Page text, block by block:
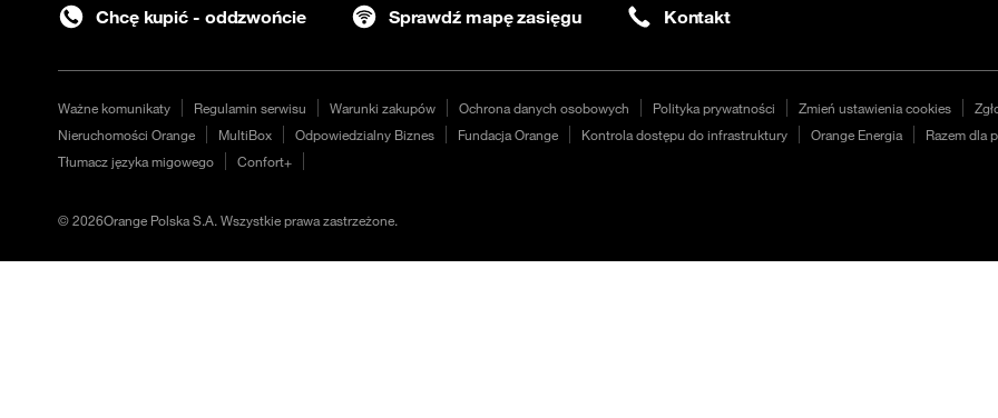
Chcę kupić - oddzwońcie Sprawdź mapę zasięgu Kontakt
Ważne komunikaty Regulamin serwisu Warunki zakupów Ochrona danych osobowych Polityka prywatności Zmień ustawienia cookies
Nieruchomości Orange
MultiBox Odpowiedzialny Biznes Fundacja Orange Kontrola dostępu do infrastruktury Orange Energia Razem dla
Tłumacz języka migowego
Confort+
©2026Orange Polska S.A. Wszystkie prawa zastrzeżone.